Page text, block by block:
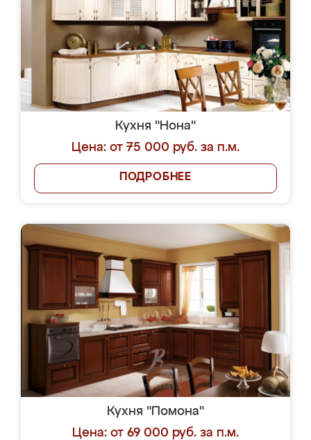
Кухня "Нона"
Цена: от 75 000 руб. за п.м.
ПОДРОБНЕЕ
Кухня "Помона"
Цена: от 69 000 руб. за п.м.